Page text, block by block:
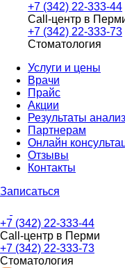
+7 (342) 22-333-44
Call-центр в
+7 (342) 22-333-73
Стоматология
Услуги и цены
Врачи
Прайс
Акции
Результаты
Партнерам
Онлайн
Отзывы
Контакты
Записаться
+7 (342) 22-333-44
Call-центр в Перми
+7 (342) 22-333-73
Стоматология